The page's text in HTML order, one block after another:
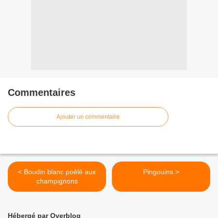
Commentaires
Ajouter un commentaire
< Boudin blanc poêlé aux
champignons
Pingouins >
Hébergé par Overblog